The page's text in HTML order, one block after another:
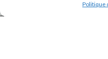
Politique
INSTAGRAM